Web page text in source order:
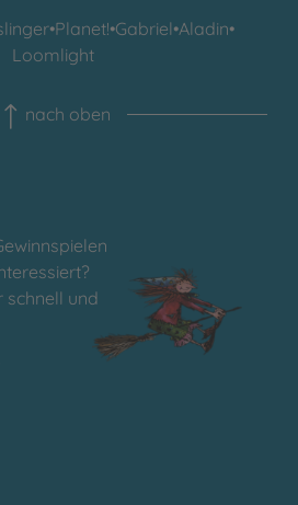
•Planet!•Gabriel•Aladin•
Loomlight
nach oben
schnell und